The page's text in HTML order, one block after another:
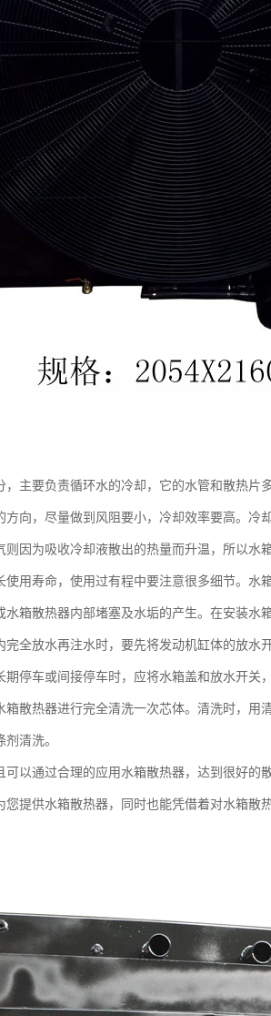
主要负责循环水的冷却，它的水管和散热片
向，尽量做到风阻要小，冷却效率要高。冷
因为吸收冷却液散出的热量而升温，所以水
用寿命，使用过有程中要注意很多细节。
箱散热器内部堵塞及水垢的产生。在安装
全放水再注水时，要先将发动机缸体的放水
停车或间接停车时，应将水箱盖和放水开关
散热器进行完全清洗一次芯体。清洗时，用
清洗。
以通过合理的应用水箱散热器，达到很好
提供水箱散热器，同时也能凭借着对水箱